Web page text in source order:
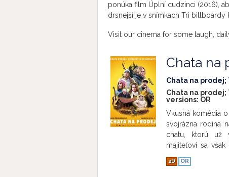
ponúka film Úplní cudzinci (2016),
drsnejší je v snímkach Tri billboardy
Visit our cinema for some laugh,
Chata na
Chata na prodej;
Chata na prodej;
versions: OR
Vkusná komédia
svojrázna rodina
chatu, ktorú už
majiteľovi sa
poriadnu rodinnú
nadšenie, takéto
2D OR